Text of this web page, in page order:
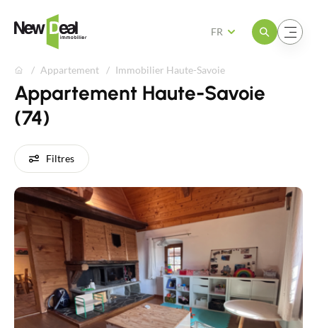
Ouvrir le menuOuvrir le menu
FR
Appartement Immobilier Haute-Savoie
Appartement Haute-Savoie
(74)
Filtres